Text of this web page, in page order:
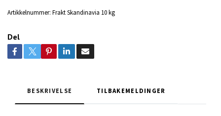
Artikkelnummer: Frakt Skandinavia 10 kg
Del
BESKRIVELSE TILBAKEMELDINGER